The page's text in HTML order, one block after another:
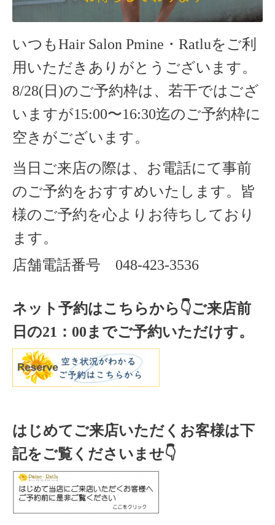
いつもHair Salon Pmine・Ratluをご利
用いただきありがとうございます。
8/28(日)のご予約枠は、若干ではござ
いますが15:00〜16:30迄のご予約枠に
空きがございます。
当日ご来店の際は、お電話にて事前
のご予約をおすすめいたします。 皆
様のご予約を心よりお待ちしており
ます。
店舗電話番号 048-423-3536
ネット予約はこちらから👇ご来店前
日の21 ： 00までご予約いただけす。
はじめてご来店いただくお客様は下
記をご覧くださいませ👇